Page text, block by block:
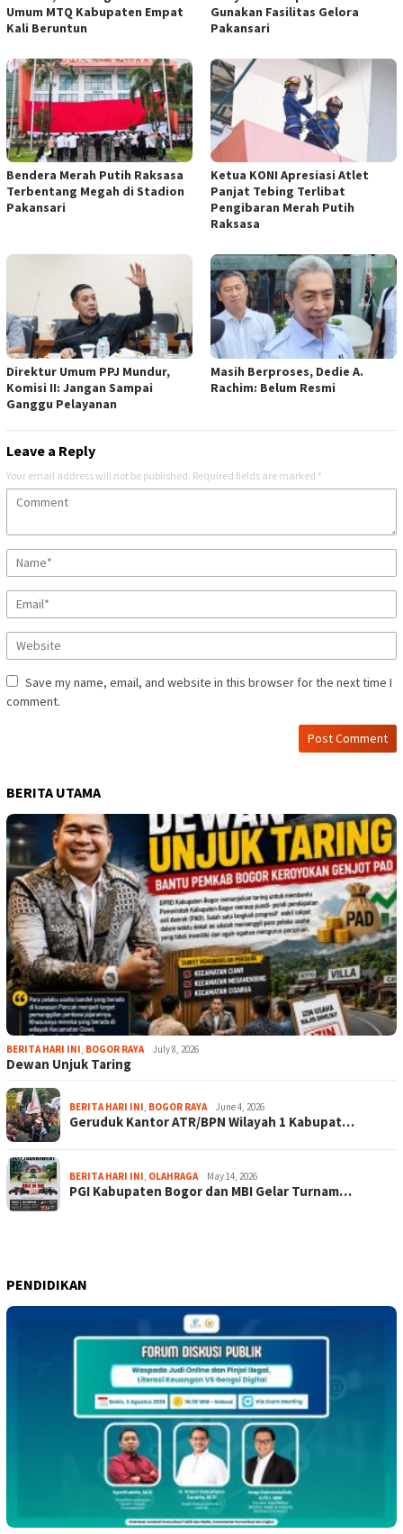
Umum MTQ Kabupaten Empat
Kali Beruntun
Gunakan Fasilitas Gelora
Pakansari
Bendera Merah Putih Raksasa
Terbentang Megah di Stadion
Pakansari
Ketua KONI Apresiasi Atlet
Panjat Tebing Terlibat
Pengibaran Merah Putih
Raksasa
Direktur Umum PPJ Mundur,
Komisi II: Jangan Sampai
Ganggu Pelayanan
Masih Berproses, Dedie A.
Rachim: Belum Resmi
Leave a Reply
Your email address will not be published. Required fields are marked *
Save my name, email, and website in this browser for the next time I
comment.
BERITA UTAMA
BERITA HARI INI, BOGOR RAYA July 8, 2026
Dewan Unjuk Taring
BERITA HARI INI, BOGOR RAYA June 4, 2026
Geruduk Kantor ATR/BPN Wilayah 1 Kabupat…
BERITA HARI INI, OLAHRAGA May 14, 2026
PGI Kabupaten Bogor dan MBI Gelar Turnam…
PENDIDIKAN